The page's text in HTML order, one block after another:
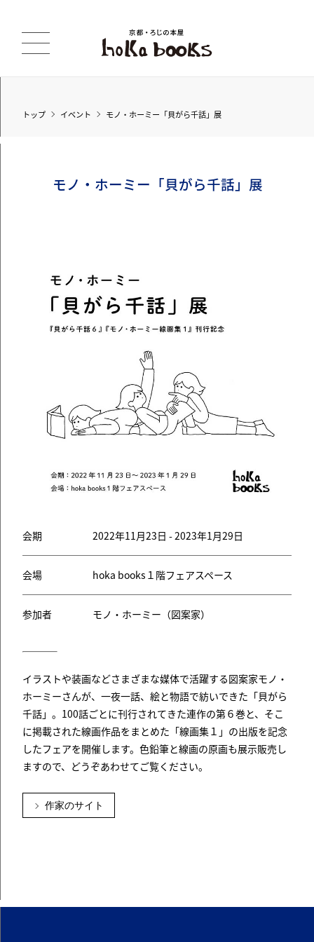
トップ イベント モノ・ホーミー「貝がら千話」展
モノ・ホーミー「貝がら千話」展
会期 2022年11月23日 - 2023年1月29日
会場 hoka books１階フェアスペース
参加者 モノ・ホーミー（図案家）
イラストや装画などさまざまな媒体で活躍する図案家モノ・
ホーミーさんが、一夜一話、絵と物語で紡いできた「貝がら
千話」。100話ごとに刊行されてきた連作の第６巻と、そこ
に掲載された線画作品をまとめた「線画集１」の出版を記念
したフェアを開催します。色鉛筆と線画の原画も展示販売し
ますので、どうぞあわせてご覧ください。
作家のサイト